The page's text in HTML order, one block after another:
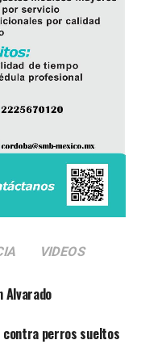
VIDEOS
Alvarado
contra perros sueltos